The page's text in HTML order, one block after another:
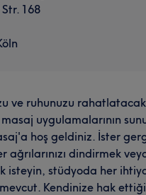
168
ve ruhunuzu
uygulamalarının
hoş geldiniz. İster
ağrılarınızı dindirmek
isteyin, stüdyoda her
Kendinize hak